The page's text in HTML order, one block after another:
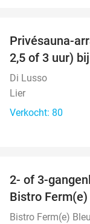
Privésauna-
2,5 of 3 uur)
Di Lusso
Lier
Verkocht: 80
2- of 3-
Bistro Ferm(e)
Bistro Ferm(e) Bleu